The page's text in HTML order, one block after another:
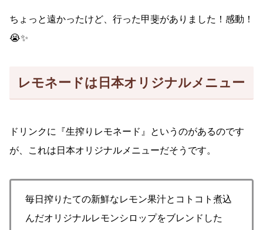
ちょっと遠かったけど、行った甲斐がありました！感動！
😭✨
レモネードは日本オリジナルメニュー
ドリンクに『生搾りレモネード』というのがあるのです
が、これは日本オリジナルメニューだそうです。
毎日搾りたての新鮮なレモン果汁とコトコト煮込
んだオリジナルレモンシロップをブレンドした